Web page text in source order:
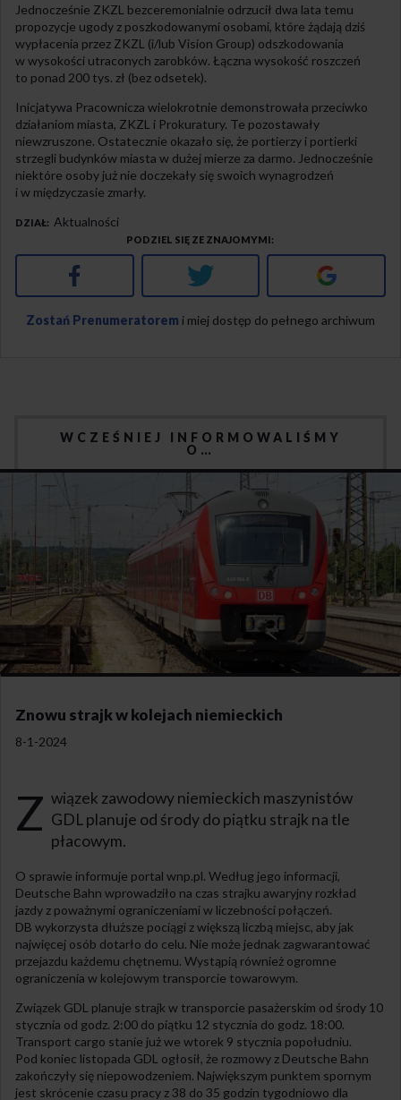
Jednocześnie ZKZL bezceremonialnie odrzucił dwa lata temu
propozycje ugody z poszkodowanymi osobami, które żądają dziś
wypłacenia przez ZKZL (i/lub Vision Group) odszkodowania
w wysokości utraconych zarobków. Łączna wysokość roszczeń
to ponad 200 tys. zł (bez odsetek).
Inicjatywa Pracownicza wielokrotnie demonstrowała przeciwko
działaniom miasta, ZKZL i Prokuratury. Te pozostawały
niewzruszone. Ostatecznie okazało się, że portierzy i portierki
strzegli budynków miasta w dużej mierze za darmo. Jednocześnie
niektóre osoby już nie doczekały się swoich wynagrodzeń
i w międzyczasie zmarły.
DZIAŁ Aktualności
PODZIEL SIĘ ZE ZNAJOMYMI
Facebook Twitter Google+
Zostań Prenumeratorem i miej dostęp do pełnego archiwum
WCZEŚNIEJ INFORMOWALIŚMY
O…
Znowu strajk w kolejach niemieckich
8-1-2024
Z wiązek zawodowy niemieckich maszynistów
GDL planuje od środy do piątku strajk na tle
płacowym.
O sprawie informuje portal wnp.pl. Według jego informacji,
Deutsche Bahn wprowadziło na czas strajku awaryjny rozkład
jazdy z poważnymi ograniczeniami w liczebności połączeń.
DB wykorzysta dłuższe pociągi z większą liczbą miejsc, aby jak
najwięcej osób dotarło do celu. Nie może jednak zagwarantować
przejazdu każdemu chętnemu. Wystąpią również ogromne
ograniczenia w kolejowym transporcie towarowym.
Związek GDL planuje strajk w transporcie pasażerskim od środy 10
stycznia od godz. 2:00 do piątku 12 stycznia do godz. 18:00.
Transport cargo stanie już we wtorek 9 stycznia popołudniu.
Pod koniec listopada GDL ogłosił, że rozmowy z Deutsche Bahn
zakończyły się niepowodzeniem. Największym punktem spornym
jest skrócenie czasu pracy z 38 do 35 godzin tygodniowo dla